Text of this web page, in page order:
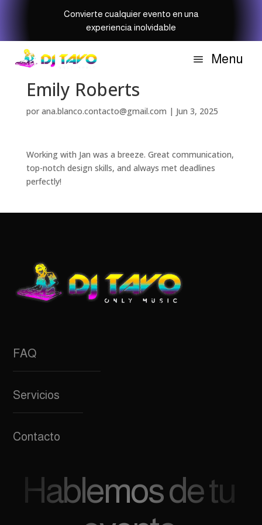
Convierte cualquier evento en una
experiencia inolvidable
a Menu
Emily Roberts
por ana.blanco.contacto@gmail.com | Jun 3, 2025
Working with Jan was a breeze. Great communication,
top-notch design skills, and always met deadlines
perfectly!
FAQ
Servicios
Contacto
Hablemos de tu